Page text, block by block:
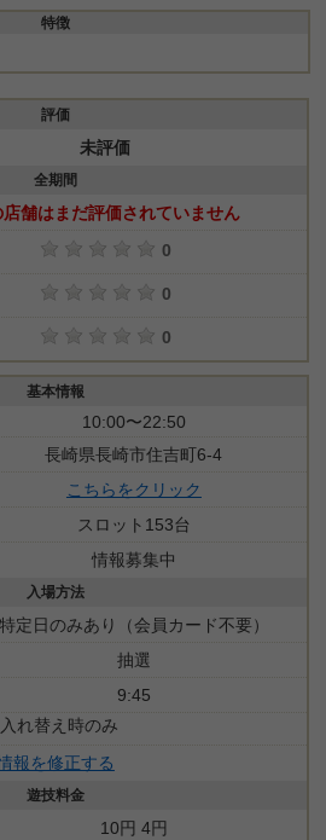
特徴
評価
未評価
全期間
店舗はまだ評価されていません
0
0
0
基本情報
10:00〜22:50
長崎県長崎市住吉町6-4
こちらをクリック
スロット153台
情報募集中
入場方法
特定日のみあり（会員カード不要）
抽選
9:45
れ替え時のみ
報を修正する
遊技料金
10円 4円